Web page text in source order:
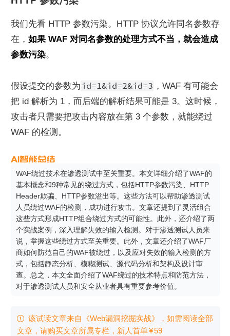
我们先看 HTTP 参数污染。HTTP 协议允许同名参数存
在， 如果 WAF 对同名参数的处理方式不当，就会造成
参数污染。
假设提交的参数为id=1&id=2&id=3 ，WAF 有可能会
把 id 解析为 1，而后端的解析结果可能是 3。这时候，
攻击者只需要把攻击内容放在第 3 个参数，就能绕过
WAF 的检测。
WAF绕过技术在渗透测试中至关重要。本文详细介绍了WAF的
基本概念和9种常见的绕过方式，包括HTTP参数污染、HTTP
Header欺骗、HTTP参数溢出等。这些方法可以帮助渗透测试
人员绕过WAF的检测，成功进行攻击。文章还提到了灵活组合
这些方式形成HTTP组合绕过方式的可能性。此外，还介绍了两
个实战案例，深入理解失效的输入检测。对于渗透测试人员来
说，掌握这些绕过方式至关重要。此外，文章还介绍了WAF厂
商如何防范自己的WAF被绕过，以及应对失效的输入检测的方
式，包括静态分析、模糊测试、源代码分析和架构及设计审
查。总之，本文全面介绍了WAF绕过的技术特点和防范方法，
对于渗透测试人员和安全从业者具有重要参考价值。
 该试读文章来自《Web漏洞挖掘实战》，如需阅读全部
文章，请购买文章所属专栏 ，新⼈⾸单¥59